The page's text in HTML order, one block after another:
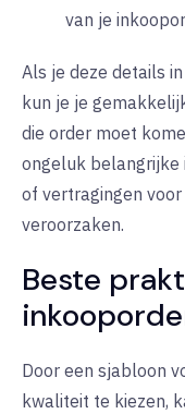
van je
Als je deze details
kun je je
die order moet
ongeluk
of vertragingen
veroorzaken.
Beste
Door een sjabloon
kwaliteit te kiezen,